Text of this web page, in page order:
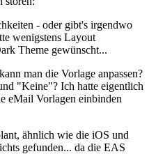
- oder gibt's irgendwo
wenigstens Layout
Theme gewünscht...
man die Vorlage anpassen?
"Keine"? Ich hatte eigentlich
eMail Vorlagen einbinden
ähnlich wie die iOS und
gefunden... da die EAS